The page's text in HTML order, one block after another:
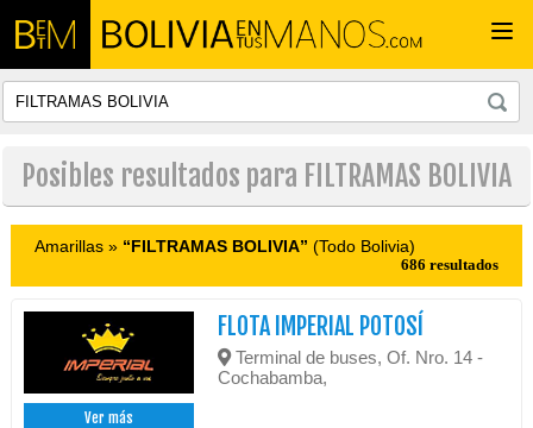
Posibles resultados para FILTRAMAS BOLIVIA
Amarillas » “FILTRAMAS BOLIVIA” (Todo Bolivia)
686 resultados
Ver más
FLOTA IMPERIAL POTOSÍ
Terminal de buses, Of. Nro. 14 -
Cochabamba,